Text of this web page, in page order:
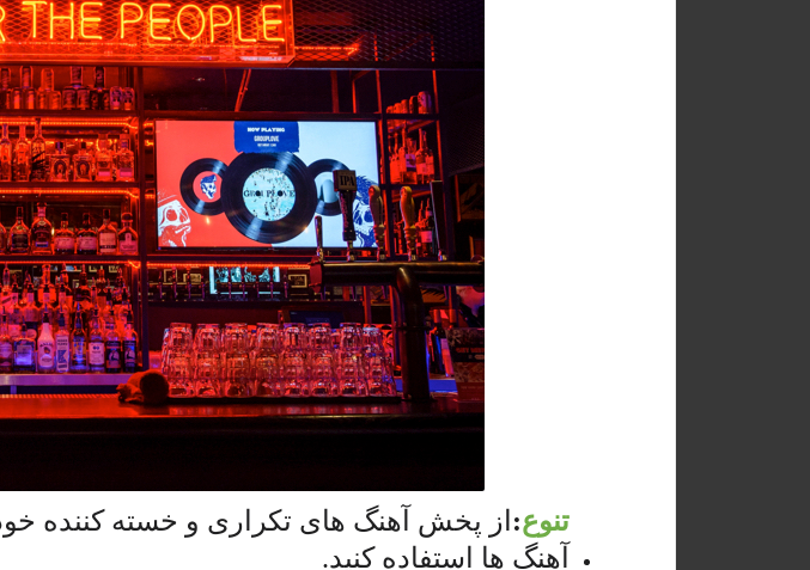
تنوع: از پخش آهنگ های تکراری و خسته کننده
آهنگ ها استفاده کنید.